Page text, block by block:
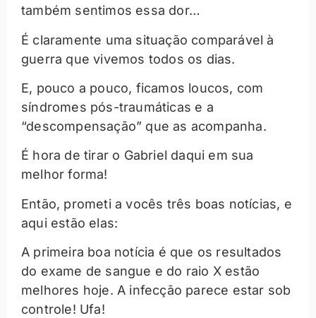
também sentimos essa dor…
É claramente uma situação comparável à
guerra que vivemos todos os dias.
E, pouco a pouco, ficamos loucos, com
síndromes pós-traumáticas e a
“descompensação” que as acompanha.
É hora de tirar o Gabriel daqui em sua
melhor forma!
Então, prometi a vocês três boas notícias, e
aqui estão elas:
A primeira boa notícia é que os resultados
do exame de sangue e do raio X estão
melhores hoje. A infecção parece estar sob
controle! Ufa!